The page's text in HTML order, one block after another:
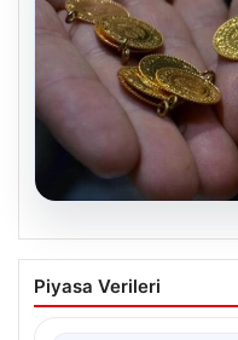
07.08.2026
Altın fiyatları
fiyatları ne
Piyasa Verileri